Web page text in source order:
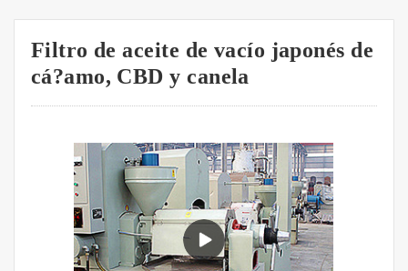
Filtro de aceite de vacío japonés de
cá?amo, CBD y canela